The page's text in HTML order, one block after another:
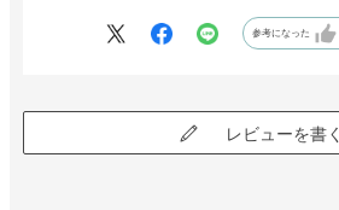
参考になった
レビューを書く